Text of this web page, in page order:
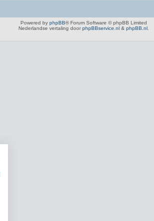
Powered by phpBB® Forum Software © phpBB Limited
Nederlandse vertaling door phpBBservice.nl & phpBB.nl